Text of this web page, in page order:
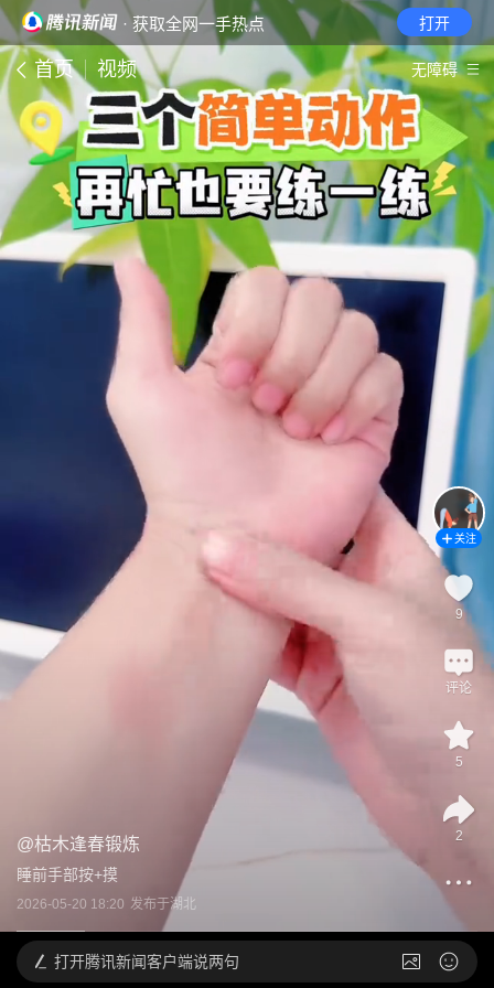
· 获取全网一手热点 打开
首页 视频 无障碍
@枯木逢春锻炼
睡前手部按+摸
2026-05-20 18:20 发布于湖北
关注
9
评论
5
2
打开腾讯新闻客户端说两句